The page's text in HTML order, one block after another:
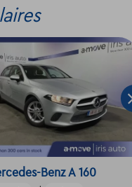
Benz A 160